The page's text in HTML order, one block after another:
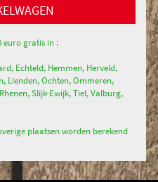
euro gratis in :
Echteld, Hemmen, Herveld,
Lienden, Ochten, Ommeren,
Slijk-Ewijk, Tiel, Valburg,
plaatsen worden berekend